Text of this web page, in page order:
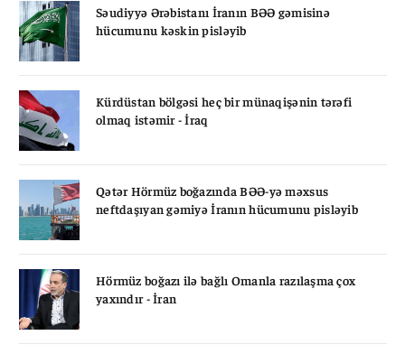
Səudiyyə Ərəbistanı İranın BƏƏ gəmisinə
hücumunu kəskin pisləyib
Kürdüstan bölgəsi heç bir münaqişənin tərəfi
olmaq istəmir - İraq
Qətər Hörmüz boğazında BƏƏ-yə məxsus
neftdaşıyan gəmiyə İranın hücumunu pisləyib
Hörmüz boğazı ilə bağlı Omanla razılaşma çox
yaxındır - İran